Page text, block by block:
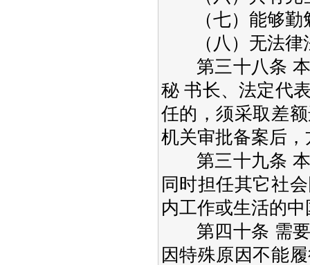
（七）能够勤勉
（八）无法律法
第三十八条 本
秘 书长、法定代
任的，须采取差
机关审批备案后
第三十九条 本
同时担任其它社
内工作或生活的
第四十条 需要
因特殊原因不能